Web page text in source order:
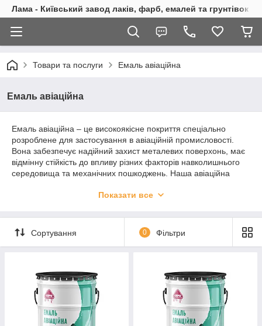
Лама - Київський завод лаків, фарб, емалей та грунтівок
Товари та послуги Емаль авіаційна
Емаль авіаційна
Емаль авіаційна – це високоякісне покриття спеціально
розроблене для застосування в авіаційній промисловості.
Вона забезпечує надійний захист металевих поверхонь, має
відмінну стійкість до впливу різних факторів навколишнього
середовища та механічних пошкоджень. Наша авіаційна
гелікоптерів та іншої авіаційної техніки.
пошкоджень. Це гарантує збереження яскравості та цілісності
покриття протягом тривалого часу.
при значних перепадах температур, що особливо важливо
для авіаційної техніки, що працює у складних кліматичних
умовах.
Емаль утворює гладку поверхню, яка сприяє зниженню
аеродинамічного опору, що позитивно позначається на
Показати все
Сортування 0 Фільтри